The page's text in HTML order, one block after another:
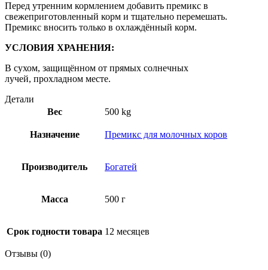
Перед утренним кормлением добавить премикс в
свежеприготовленный корм и тщательно перемешать.
Премикс вносить только в охлаждённый корм.
УСЛОВИЯ ХРАНЕНИЯ:
В сухом, защищённом от прямых солнечных
лучей, прохладном месте.
Детали
Вес
500 kg
Назначение Премикс для молочных коров
Производитель Богатей
Масса 500 г
Срок годности товара 12 месяцев
Отзывы (0)